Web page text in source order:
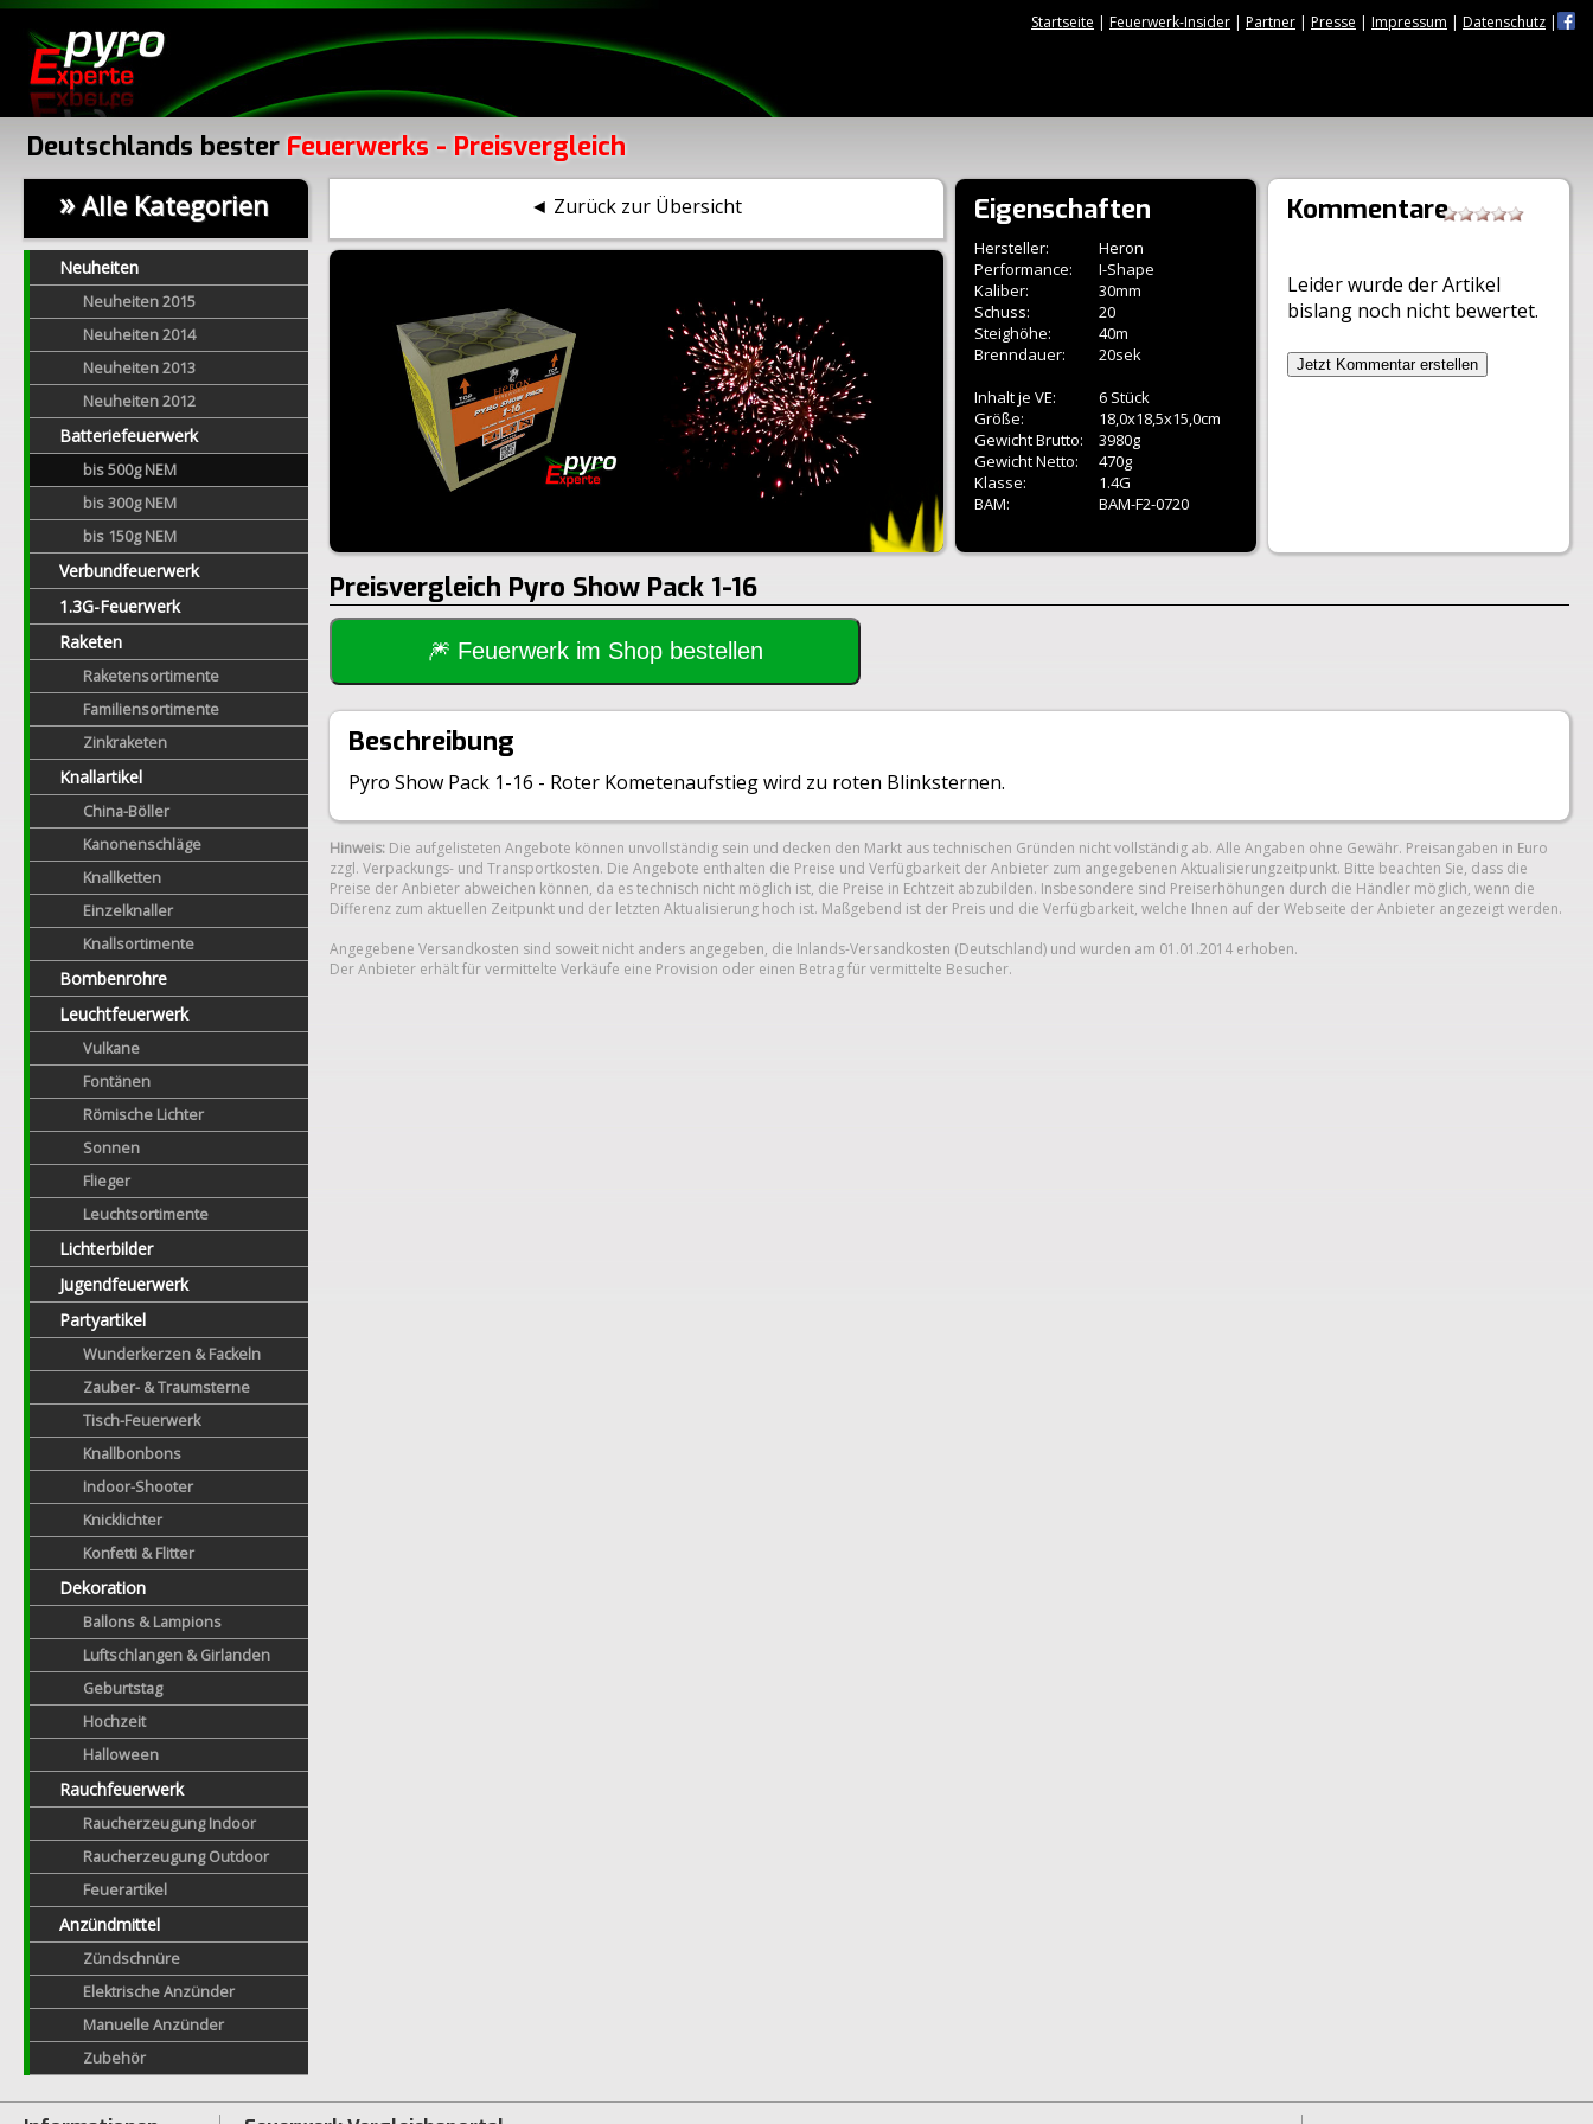
Startseite | Feuerwerk-Insider | Partner | Presse | Impressum | Datenschutz |
Deutschlands bester Feuerwerks - Preisvergleich
»Alle Kategorien
Neuheiten
Neuheiten 2015
Neuheiten 2014
Neuheiten 2013
Neuheiten 2012
Batteriefeuerwerk
bis 500g NEM
bis 300g NEM
bis 150g NEM
Verbundfeuerwerk
1.3G-Feuerwerk
Raketen
Raketensortimente
Familiensortimente
Zinkraketen
Knallartikel
China-Böller
Kanonenschläge
Knallketten
Einzelknaller
Knallsortimente
Bombenrohre
Leuchtfeuerwerk
Vulkane
Fontänen
Römische Lichter
Sonnen
Flieger
Leuchtsortimente
Lichterbilder
Jugendfeuerwerk
Partyartikel
Wunderkerzen & Fackeln
Zauber- & Traumsterne
Tisch-Feuerwerk
Knallbonbons
Indoor-Shooter
Knicklichter
Konfetti & Flitter
Dekoration
Ballons & Lampions
Luftschlangen & Girlanden
Geburtstag
Hochzeit
Halloween
Rauchfeuerwerk
Raucherzeugung Indoor
Raucherzeugung Outdoor
Feuerartikel
Anzündmittel
Zündschnüre
Elektrische Anzünder
Manuelle Anzünder
Zubehör
◄ Zurück zur Übersicht Eigenschaften
Hersteller:
Heron
Performance:
I-Shape
Kaliber:
30mm
Schuss:
20
Steighöhe:
40m
Brenndauer:
20sek
Inhalt je VE:
6 Stück
Größe:
18,0x18,5x15,0cm
Gewicht Brutto:
3980g
Gewicht Netto:
470g
Klasse:
1.4G
BAM:
BAM-F2-0720
Kommentare
Leider wurde der Artikel
bislang noch nicht bewertet.
Jetzt Kommentar erstellen
Preisvergleich Pyro Show Pack 1-16
🎆 Feuerwerk im Shop bestellen
Beschreibung
Pyro Show Pack 1-16 - Roter Kometenaufstieg wird zu roten Blinksternen.
Hinweis: Die aufgelisteten Angebote können unvollständig sein und decken den Markt aus technischen Gründen nicht vollständig ab. Alle Angaben ohne Gewähr. Preisangaben in Euro
zzgl. Verpackungs- und Transportkosten. Die Angebote enthalten die Preise und Verfügbarkeit der Anbieter zum angegebenen Aktualisierungzeitpunkt. Bitte beachten Sie, dass die
Preise der Anbieter abweichen können, da es technisch nicht möglich ist, die Preise in Echtzeit abzubilden. Insbesondere sind Preiserhöhungen durch die Händler möglich, wenn die
Differenz zum aktuellen Zeitpunkt und der letzten Aktualisierung hoch ist. Maßgebend ist der Preis und die Verfügbarkeit, welche Ihnen auf der Webseite der Anbieter angezeigt werden.
Angegebene Versandkosten sind soweit nicht anders angegeben, die Inlands-Versandkosten (Deutschland) und wurden am 01.01.2014 erhoben.
Der Anbieter erhält für vermittelte Verkäufe eine Provision oder einen Betrag für vermittelte Besucher.